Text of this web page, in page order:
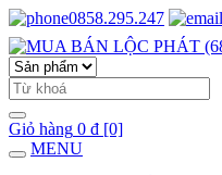
0858.295.247
Giỏ hàng 0 đ [0]
MENU